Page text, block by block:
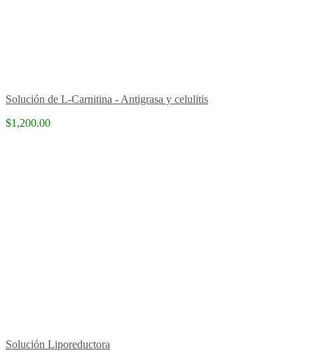
Solución de L-Carnitina - Antigrasa y celulitis
$1,200.00
Solución Liporeductora